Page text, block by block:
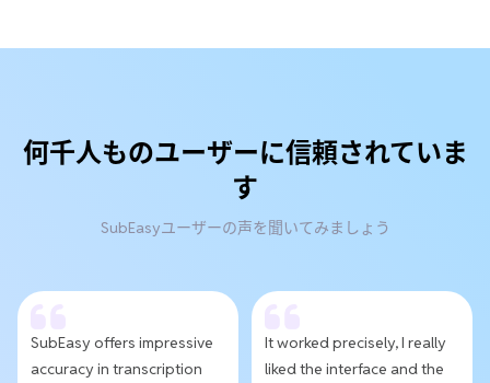
何千人ものユーザーに信頼されていま
す
SubEasyユーザーの声を聞いてみましょう
SubEasy offers impressive
accuracy in transcription
It worked precisely, I really
liked the interface and the